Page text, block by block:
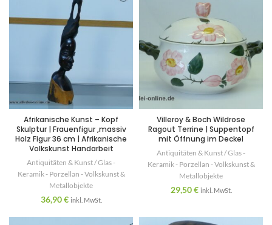
Afrikanische Kunst – Kopf
Skulptur | Frauenfigur ,massiv
Holz Figur 36 cm | Afrikanische
Volkskunst Handarbeit
Antiquitäten & Kunst / Glas -
Keramik - Porzellan - Volkskunst &
Metallobjekte
36,90€ inkl. MwSt.
Villeroy & Boch Wildrose
Ragout Terrine | Suppentopf
mit Öffnung im Deckel
Antiquitäten & Kunst / Glas -
Keramik - Porzellan - Volkskunst &
Metallobjekte
29,50€ inkl. MwSt.